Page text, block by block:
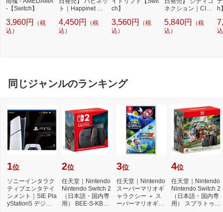
-【Switch】
3,960円
（税
込）
ト｜Happinet ア
ト【Switch】
4,450円
（税
込）
ch】
3,560円
（税
込）
ネクション｜CITY
ちむちポーク！＆
ピンクスゥイーツ
5,840円
（税
込）
h
同じジャンルのランキング
1位
ソニーインタラク
ティブエンタテイ
ンメント｜SIE Pla
yStation5 デジタ
2位
任天堂｜Nintendo
Nintendo Switch 2
（日本語・国内専
用） BEE-S-KB6C
3位
任天堂｜Nintendo
スーパーマリオギ
ャラクシー ＋ ス
ーパーマリオギャ
4位
任天堂｜Nintendo
Nintendo Switch 2
（日本語・国内専
用） スプラトゥー